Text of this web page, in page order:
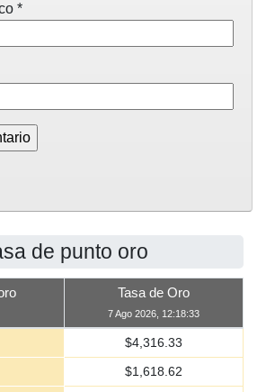
*
de punto oro
Tasa de Oro
7 Ago 2026, 12:18:33
$4,316.33
$1,618.62